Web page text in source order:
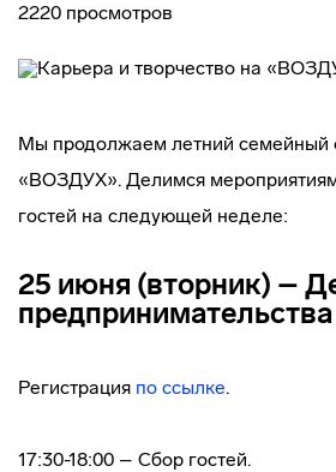
2220 просмотров
Мы продолжаем летний семейный
«ВОЗДУХ». Делимся
гостей на следующей неделе:
25 июня (вторник) –
предпринимательства
Регистрация по ссылке.
17:30-18:00 – Сбор гостей.